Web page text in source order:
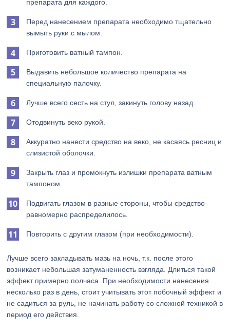
препарата для каждого.
Перед нанесением препарата необходимо тщательно
вымыть руки с мылом.
Приготовить ватный тампон.
Выдавить небольшое количество препарата на
специальную палочку.
Лучше всего сесть на стул, закинуть голову назад.
Отодвинуть веко рукой.
Аккуратно нанести средство на веко, не касаясь ресниц и
слизистой оболочки.
Закрыть глаз и промокнуть излишки препарата ватным
тампоном.
Подвигать глазом в разные стороны, чтобы средство
равномерно распределилось.
Повторить с другим глазом (при необходимости).
Лучше всего закладывать мазь на ночь, т.к. после этого
возникает небольшая затуманенность взгляда. Длиться такой
эффект примерно полчаса. При необходимости нанесения
несколько раз в день, стоит учитывать этот побочный эффект и
не садиться за руль, не начинать работу со сложной техникой в
период его действия.